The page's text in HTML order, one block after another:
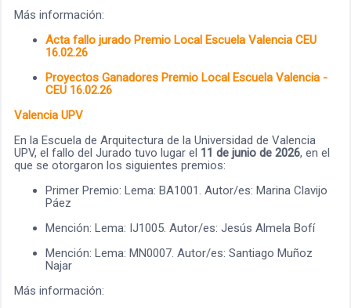
Más información:
Acta fallo jurado Premio Local Escuela Valencia CEU
16.02.26
Proyectos Ganadores Premio Local Escuela Valencia -
CEU 16.02.26
Valencia UPV
En la Escuela de Arquitectura de la Universidad de Valencia
UPV, el fallo del Jurado tuvo lugar el 11 de junio de 2026, en el
que se otorgaron los siguientes premios:
Primer Premio: Lema: BA1001. Autor/es: Marina Clavijo
Páez
Mención: Lema: IJ1005. Autor/es: Jesús Almela Bofí
Mención: Lema: MN0007. Autor/es: Santiago Muñoz
Najar
Más información: